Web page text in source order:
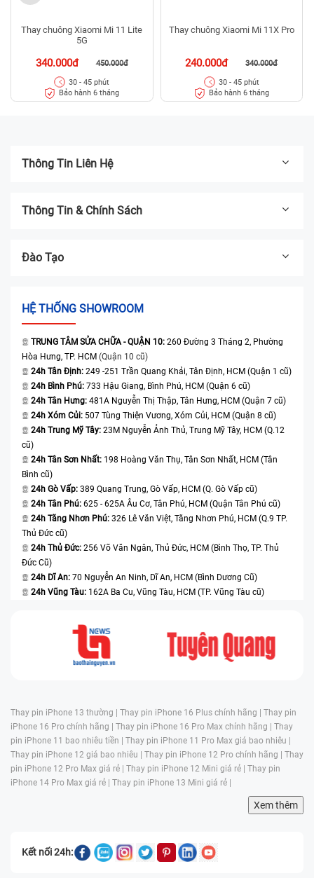
Thay chuông Xiaomi Mi 11 Lite
5G
340.000đ 450.000đ
30 - 45 phút
Bảo hành 6 tháng
Thay chuông Xiaomi Mi 11X Pro
240.000đ 340.000đ
30 - 45 phút
Bảo hành 6 tháng
Thông Tin Liên Hệ
Thông Tin & Chính Sách
Đào Tạo
HỆ THỐNG SHOWROOM
TRUNG TÂM SỬA CHỮA - QUẬN 10: 260 Đường 3 Tháng 2, Phường
Hòa Hưng, TP. HCM (Quận 10 cũ)
24h Tân Định: 249 -251 Trần Quang Khải, Tân Định, HCM (Quận 1 cũ)
24h Bình Phú: 733 Hậu Giang, Bình Phú, HCM (Quận 6 cũ)
24h Tân Hưng: 481A Nguyễn Thị Thập, Tân Hưng, HCM (Quận 7 cũ)
24h Xóm Củi: 507 Tùng Thiện Vương, Xóm Củi, HCM (Quận 8 cũ)
24h Trung Mỹ Tây: 23M Nguyễn Ảnh Thủ, Trung Mỹ Tây, HCM (Q.12
cũ)
24h Tân Sơn Nhất: 198 Hoàng Văn Thụ, Tân Sơn Nhất, HCM (Tân
Bình cũ)
24h Gò Vấp: 389 Quang Trung, Gò Vấp, HCM (Q. Gò Vấp cũ)
24h Tân Phú: 625 - 625A Âu Cơ, Tân Phú, HCM (Quận Tân Phú cũ)
24h Tăng Nhơn Phú: 326 Lê Văn Việt, Tăng Nhơn Phú, HCM (Q.9 TP.
Thủ Đức cũ)
24h Thủ Đức: 256 Võ Văn Ngân, Thủ Đức, HCM (Bình Thọ, TP. Thủ
Đức Cũ)
24h Dĩ An: 70 Nguyễn An Ninh, Dĩ An, HCM (Bình Dương Cũ)
24h Vũng Tàu: 162A Ba Cu, Vũng Tàu, HCM (TP. Vũng Tàu cũ)
Thay pin iPhone 13 thường | Thay pin iPhone 16 Plus chính hãng | Thay pin
iPhone 16 Pro chính hãng | Thay pin iPhone 16 Pro Max chính hãng | Thay
pin iPhone 11 bao nhiêu tiền | Thay pin iPhone 11 Pro Max giá bao nhiêu |
Thay pin iPhone 12 giá bao nhiêu | Thay pin iPhone 12 Pro chính hãng | Thay
pin iPhone 12 Pro Max giá rẻ | Thay pin iPhone 12 Mini giá rẻ | Thay pin
iPhone 14 Pro Max giá rẻ | Thay pin iPhone 13 Mini giá rẻ |
Xem thêm
Kết nối 24h: